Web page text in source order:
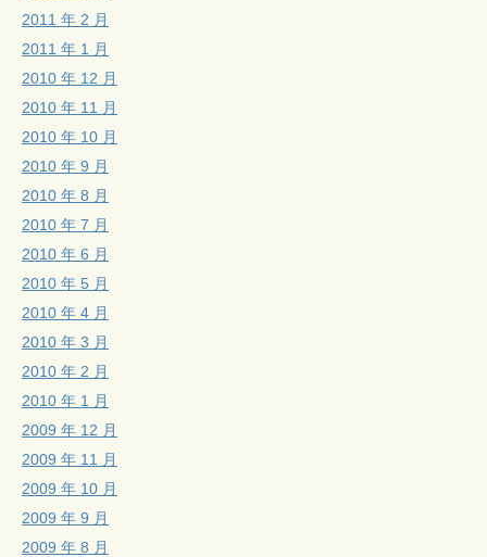
2011 年 2 月
2011 年 1 月
2010 年 12 月
2010 年 11 月
2010 年 10 月
2010 年 9 月
2010 年 8 月
2010 年 7 月
2010 年 6 月
2010 年 5 月
2010 年 4 月
2010 年 3 月
2010 年 2 月
2010 年 1 月
2009 年 12 月
2009 年 11 月
2009 年 10 月
2009 年 9 月
2009 年 8 月